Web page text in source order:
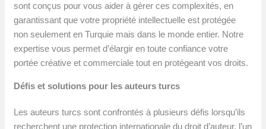
sont conçus pour vous aider à gérer ces complexités, en
garantissant que votre propriété intellectuelle est protégée
non seulement en Turquie mais dans le monde entier. Notre
expertise vous permet d’élargir en toute confiance votre
portée créative et commerciale tout en protégeant vos droits.
Défis et solutions pour les auteurs turcs
Les auteurs turcs sont confrontés à plusieurs défis lorsqu’ils
recherchent une protection internationale du droit d’auteur, l’un